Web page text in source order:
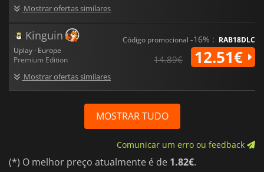
Mostrar ofertas similares
Kinguin
Uplay · Europe
Premium Edition
Mostrar ofertas similares
Código promocional -16% : RAB18DLC
14.89€ 12.51€
MOSTRAR TUDO
Comunicar um erro ou feedback
(*) O melhor preço atualmente é de 1.82€.